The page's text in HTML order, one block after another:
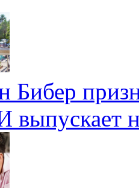
Бибер
выпускает